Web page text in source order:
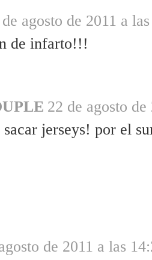
agosto de 2011 a
de infarto!!!
22 de agosto
sacar jerseys! por el
de 2011 a las